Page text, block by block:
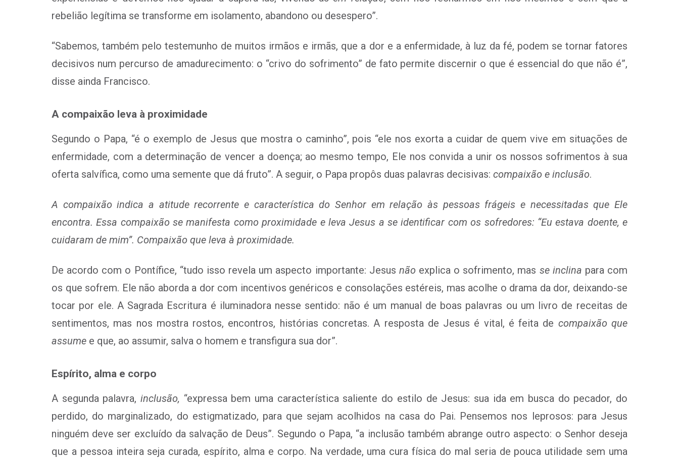
rebelião legítima se transforme em isolamento, abandono ou desespero”.
“Sabemos, também pelo testemunho de muitos irmãos e irmãs, que a dor e a enfermidade, à luz da fé, podem se tornar fatores
decisivos num percurso de amadurecimento: o “crivo do sofrimento” de fato permite discernir o que é essencial do que não é”,
disse ainda Francisco.
A compaixão leva à proximidade
Segundo o Papa, “é o exemplo de Jesus que mostra o caminho”, pois “ele nos exorta a cuidar de quem vive em situações de
enfermidade, com a determinação de vencer a doença; ao mesmo tempo, Ele nos convida a unir os nossos sofrimentos à sua
oferta salvífica, como uma semente que dá fruto”. A seguir, o Papa propôs duas palavras decisivas: compaixão e inclusão.
A compaixão indica a atitude recorrente e característica do Senhor em relação às pessoas frágeis e necessitadas que Ele
encontra. Essa compaixão se manifesta como proximidade e leva Jesus a se identificar com os sofredores: “Eu estava doente, e
cuidaram de mim”. Compaixão que leva à proximidade.
De acordo com o Pontífice, “tudo isso revela um aspecto importante: Jesus não explica o sofrimento, mas se inclina para com
os que sofrem. Ele não aborda a dor com incentivos genéricos e consolações estéreis, mas acolhe o drama da dor, deixando-se
tocar por ele. A Sagrada Escritura é iluminadora nesse sentido: não é um manual de boas palavras ou um livro de receitas de
sentimentos, mas nos mostra rostos, encontros, histórias concretas. A resposta de Jesus é vital, é feita de compaixão que
assume e que, ao assumir, salva o homem e transfigura sua dor”.
Espírito, alma e corpo
A segunda palavra,inclusão, “expressa bem uma característica saliente do estilo de Jesus: sua ida em busca do pecador, do
perdido, do marginalizado, do estigmatizado, para que sejam acolhidos na casa do Pai. Pensemos nos leprosos: para Jesus
ninguém deve ser excluído da salvação de Deus”. Segundo o Papa, “a inclusão também abrange outro aspecto: o Senhor deseja
que a pessoa inteira seja curada, espírito, alma e corpo. Na verdade, uma cura física do mal seria de pouca utilidade sem uma